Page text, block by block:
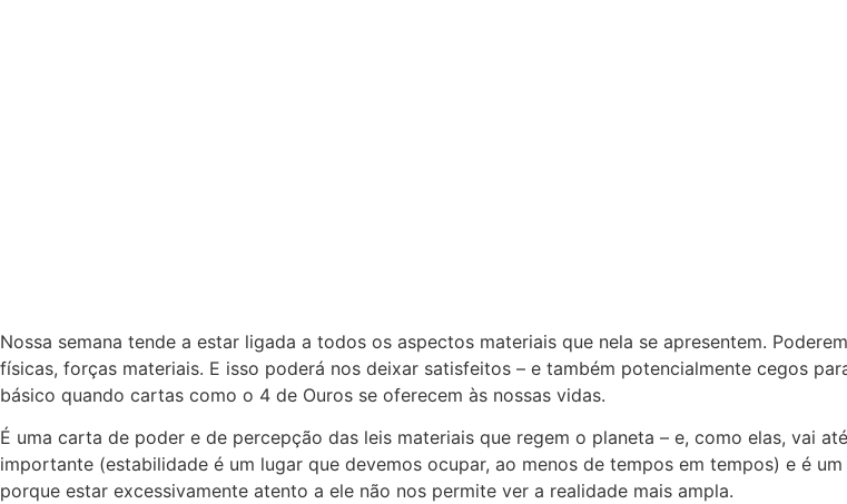
Nossa semana tende a estar ligada a todos os aspectos materiais que nela se apresentem.
físicas, forças materiais. E isso poderá nos deixar satisfeitos – e também potencialmente cegos
básico quando cartas como o 4 de Ouros se oferecem às nossas vidas.
É uma carta de poder e de percepção das leis materiais que regem o planeta – e, como elas, vai
importante (estabilidade é um lugar que devemos ocupar, ao menos de tempos em tempos) e é
porque estar excessivamente atento a ele não nos permite ver a realidade mais ampla.